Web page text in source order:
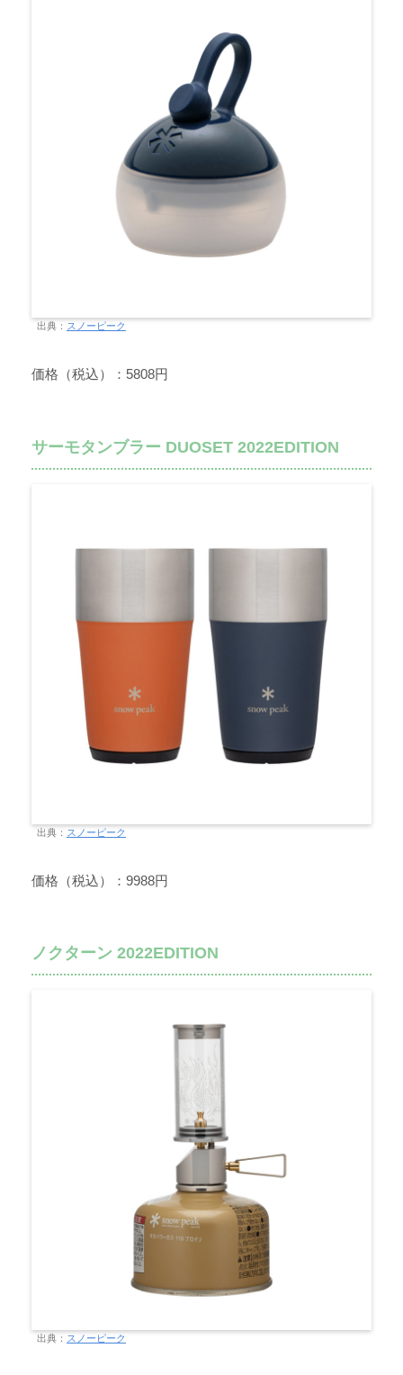
出典： スノーピーク
価格（税込）：5808円
サーモタンブラー DUOSET 2022EDITION
出典： スノーピーク
価格（税込）：9988円
ノクターン 2022EDITION
出典： スノーピーク